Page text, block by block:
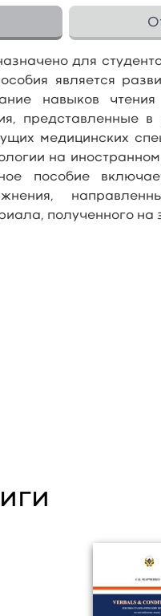
для
является
навыков
представленные
медицинских
на
пособие
полученного на